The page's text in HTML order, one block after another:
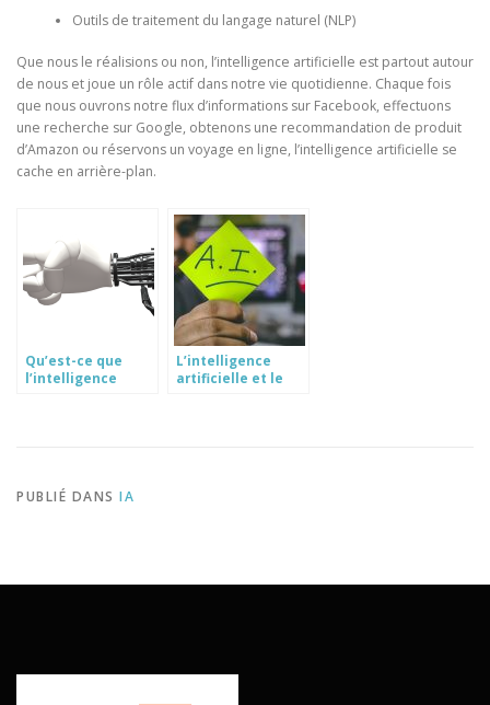
Outils de traitement du langage naturel (NLP)
Que nous le réalisions ou non, l’intelligence artificielle est partout autour
de nous et joue un rôle actif dans notre vie quotidienne. Chaque fois
que nous ouvrons notre flux d’informations sur Facebook, effectuons
une recherche sur Google, obtenons une recommandation de produit
d’Amazon ou réservons un voyage en ligne, l’intelligence artificielle se
cache en arrière-plan.
Qu’est-ce que
l’intelligence
L’intelligence
artificielle et le
PUBLIÉ DANS IA